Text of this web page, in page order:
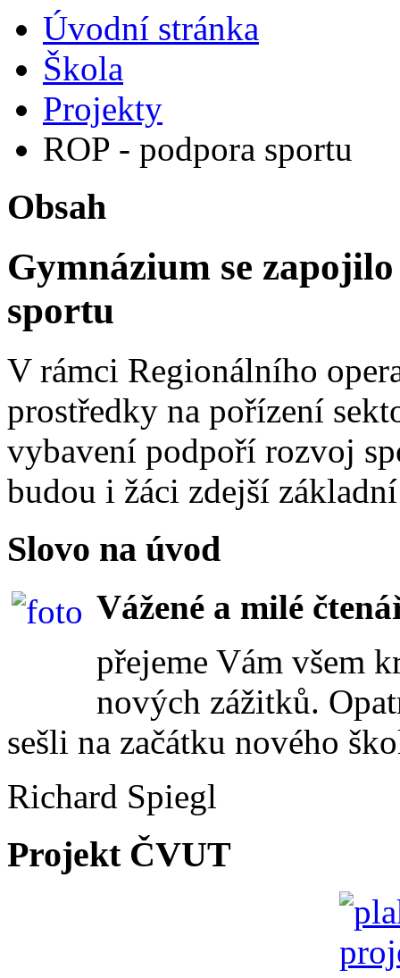
Úvodní stránka
Škola
Projekty
ROP - podpora sportu
Obsah
Gymnázium se
sportu
V rámci Regionálního
prostředky na pořízení
vybavení podpoří rozvoj
budou i žáci zdejší
Slovo na úvod
Vážené a milé
přejeme Vám všem
nových zážitků.
sešli na začátku nového
Richard Spiegl
Projekt ČVUT